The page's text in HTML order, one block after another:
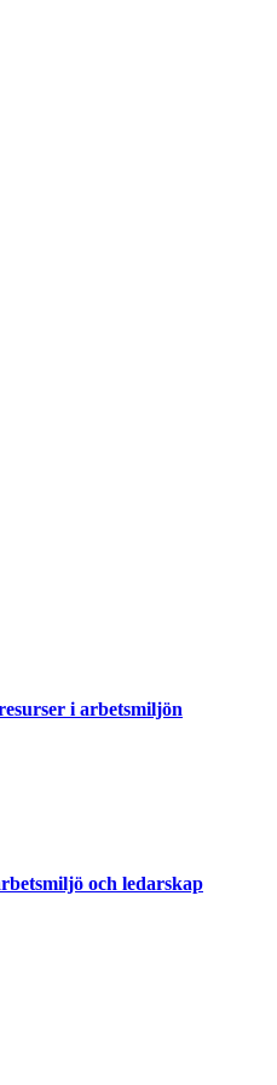
i arbetsmiljön
och ledarskap